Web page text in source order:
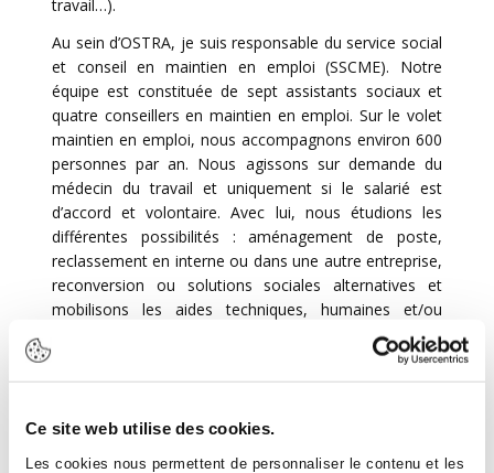
Ce site web utilise des cookies.
Les cookies nous permettent de personnaliser le contenu et les
travail…).
Au sein d’OSTRA, je suis responsable du service social
et conseil en maintien en emploi (SSCME). Notre
équipe est constituée de sept assistants sociaux et
quatre conseillers en maintien en emploi. Sur le volet
maintien en emploi, nous accompagnons environ 600
personnes par an. Nous agissons sur demande du
médecin du travail et uniquement si le salarié est
d’accord et volontaire. Avec lui, nous étudions les
différentes possibilités : aménagement de poste,
reclassement en interne ou dans une autre entreprise,
reconversion ou solutions sociales alternatives et
mobilisons les aides techniques, humaines et/ou
financières et les acteurs (entreprise, assurance
maladie, OETH…) nécessaires à la mise en œuvre de
la solution.
Quelle est la nature de votre
partenariat avec OETH ?